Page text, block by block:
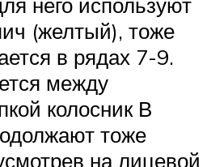
(желтый), тоже
в рядах 7-9.
между
колосник В
тоже
на лицевой